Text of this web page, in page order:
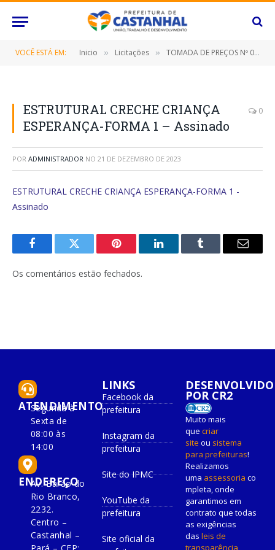
VOCÊ ESTÁ EM: Inicio » Licitações » TOMADA DE PREÇOS Nº 007/2023/PMC (Contratação de empresa especializada para conclusão da construção da Creche Criança Esperança neste Município de Castanhal/Pará)
ESTRUTURAL CRECHE CRIANÇA
ESPERANÇA-FORMA 1 – Assinado
0
POR ADMINISTRADOR NO 21 DE DEZEMBRO DE 2023
ESTRUTURAL CRECHE CRIANÇA ESPERANÇA-FORMA 1 -
Assinado
FacebookTwitter Pinterest O
Tumblr
E-
Os comentários estão fechados.
ATENDIMENTO
Segunda à
Sexta de
08:00 às
14:00
ENDEREÇO
Av. Barão do
Rio Branco,
2232.
Centro –
Castanhal –
LINKS
Facebook da
prefeitura
Instagram da
prefeitura
Site do IPMC
YouTube da
prefeitura
Site oficial da
DESENVOLVIDO
POR CR2
Muito mais
que criar
site ou sistema
para prefeituras!
Realizamos
uma assessoria co
mpleta, onde
garantimos em
contrato que todas
as exigências
das leis de